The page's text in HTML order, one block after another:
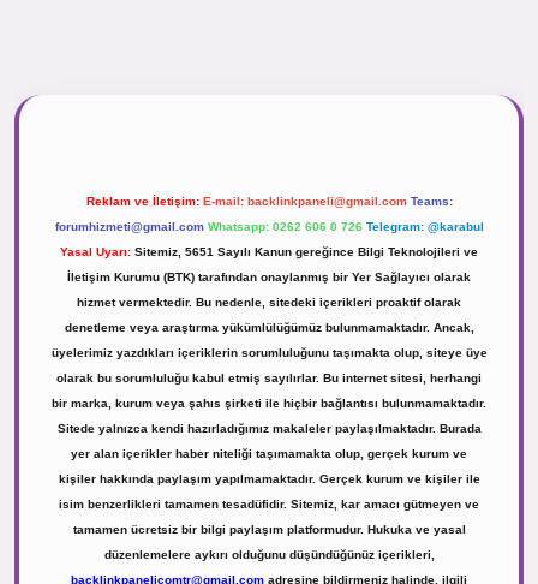
Reklam ve İletişim: E-mail: backlinkpaneli@gmail.com Teams:
forumhizmeti@gmail.com Whatsapp: 0262 606 0 726 Telegram: @karabul
Yasal Uyarı: Sitemiz, 5651 Sayılı Kanun gereğince Bilgi Teknolojileri ve
İletişim Kurumu (BTK) tarafından onaylanmış bir Yer Sağlayıcı olarak
hizmet vermektedir. Bu nedenle, sitedeki içerikleri proaktif olarak
denetleme veya araştırma yükümlülüğümüz bulunmamaktadır. Ancak,
üyelerimiz yazdıkları içeriklerin sorumluluğunu taşımakta olup, siteye üye
olarak bu sorumluluğu kabul etmiş sayılırlar. Bu internet sitesi, herhangi
bir marka, kurum veya şahıs şirketi ile hiçbir bağlantısı bulunmamaktadır.
Sitede yalnızca kendi hazırladığımız makaleler paylaşılmaktadır. Burada
yer alan içerikler haber niteliği taşımamakta olup, gerçek kurum ve
kişiler hakkında paylaşım yapılmamaktadır. Gerçek kurum ve kişiler ile
isim benzerlikleri tamamen tesadüfidir. Sitemiz, kar amacı gütmeyen ve
tamamen ücretsiz bir bilgi paylaşım platformudur. Hukuka ve yasal
düzenlemelere aykırı olduğunu düşündüğünüz içerikleri,
backlinkpanelicomtr@gmail.com adresine bildirmeniz halinde, ilgili